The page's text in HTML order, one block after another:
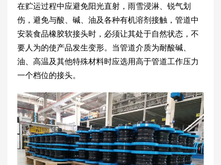
在贮运过程中应避免阳光直射，雨雪浸淋、锐气划
伤，避免与酸、碱、油及各种有机溶剂接触，管道中
安装食品橡胶软接头时，必须让其处于自然状态，不
要人为的使产品发生变形。当管道介质为耐酸碱、
油、高温及其他特殊材料时应选用高于管道工作压力
一个档位的接头。